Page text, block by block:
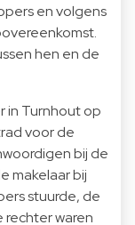
en volgens
hen en de
in Turnhout op
voor de
bij de
makelaar bij
stuurde, de
rechter waren